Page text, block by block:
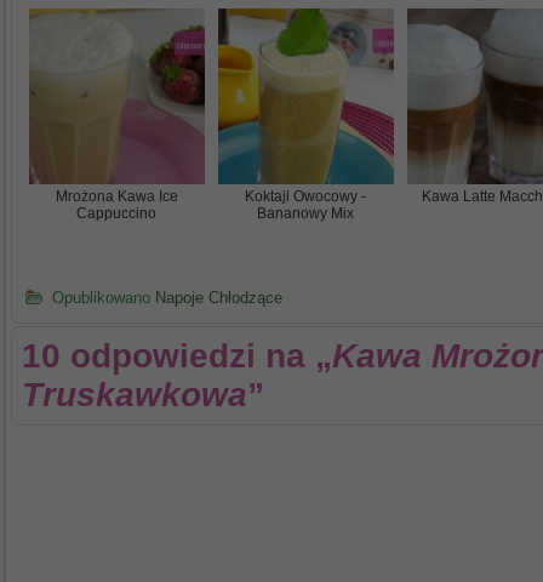
Mrożona Kawa Ice
Cappuccino
Koktajl Owocowy -
Bananowy Mix
Kawa Latte
Opublikowano Napoje Chłodzące
10 odpowiedzi na „Kawa
Truskawkowa”